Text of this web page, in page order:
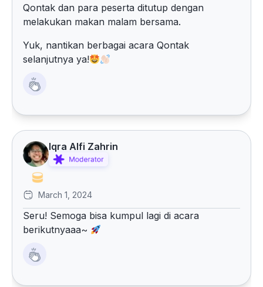
Qontak dan para peserta ditutup dengan
melakukan makan malam bersama.
Yuk, nantikan berbagai acara Qontak
selanjutnya ya!
Iqra Alfi Zahrin
March 1, 2024
Seru! Semoga bisa kumpul lagi di acara
berikutnyaaa~